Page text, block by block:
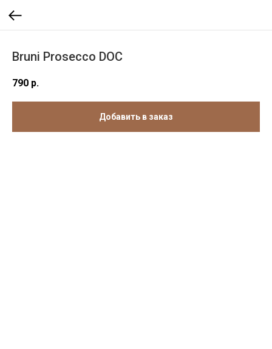
Bruni Prosecco DOC
790 р.
Добавить в заказ